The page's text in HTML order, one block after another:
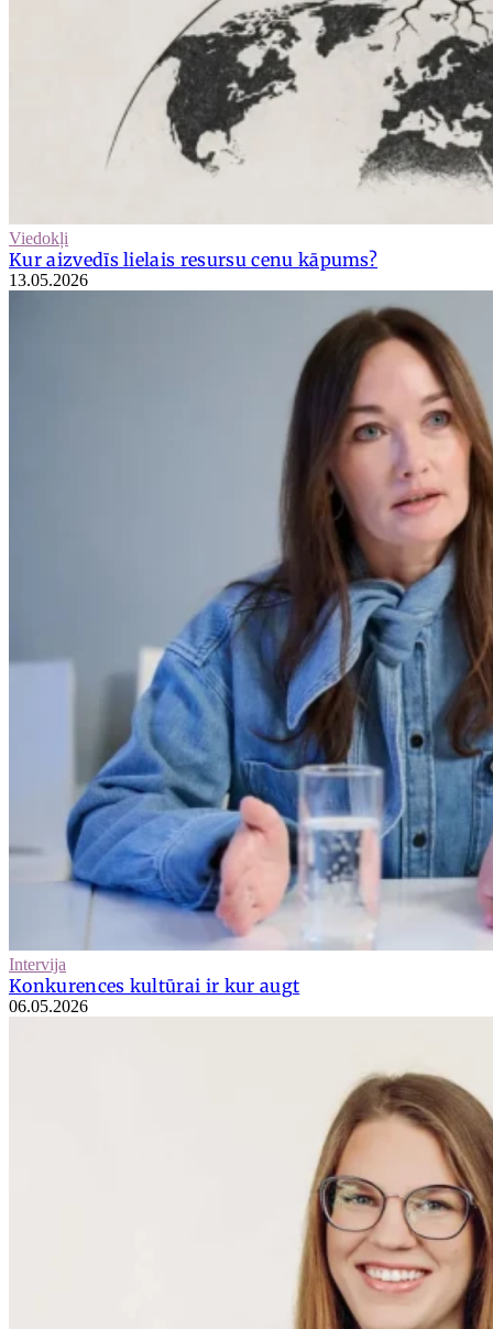
Viedokļi
Kur aizvedīs lielais resursu cenu kāpums?
13.05.2026
Intervija
Konkurences kultūrai ir kur augt
06.05.2026